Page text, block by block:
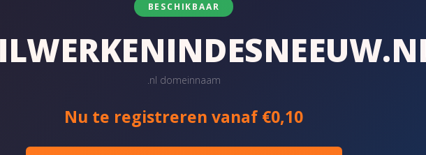
BESCHIKBAAR
.nl domeinnaam
Nu te registreren vanaf €0,10